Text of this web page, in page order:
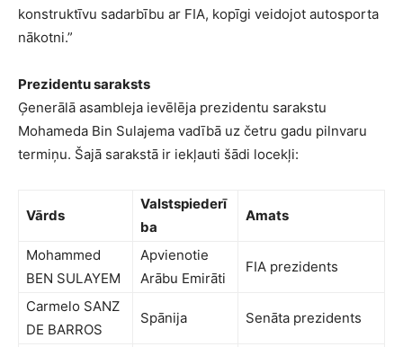
konstruktīvu sadarbību ar FIA, kopīgi veidojot autosporta
nākotni.”
Prezidentu saraksts
Ģenerālā asambleja ievēlēja prezidentu sarakstu
Mohameda Bin Sulajema vadībā uz četru gadu pilnvaru
termiņu. Šajā sarakstā ir iekļauti šādi locekļi:
Vārds
Valstspiederī
ba
Amats
Mohammed
BEN SULAYEM
Apvienotie
Arābu Emirāti
FIA prezidents
Carmelo SANZ
DE BARROS
Spānija Senāta prezidents